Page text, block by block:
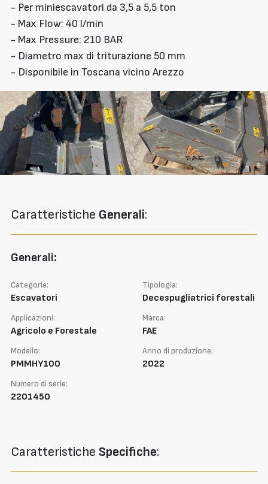
- Per miniescavatori da 3,5 a 5,5 ton
- Max Flow: 40 l/min
- Max Pressure: 210 BAR
- Diametro max di triturazione 50 mm
- Disponibile in Toscana vicino Arezzo
Caratteristiche Generali:
Generali:
Categorie:
Escavatori
Tipologia:
Decespugliatrici forestali
Applicazioni:
Agricolo e Forestale
Marca:
FAE
Modello:
PMMHY100
Anno di produzione:
2022
Numero di serie:
2201450
Caratteristiche Specifiche: